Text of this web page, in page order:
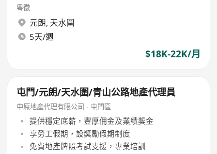
粤徽
元朗, 天水圍
5天/週
$18K-22K/月
屯門/元朗/天水圍/青山公路地產代理員
中原地產代理有限公司 - 屯門區
提供穩定底薪，豐厚佣金及業績獎金
享勞工假期，設獎勵假期制度
免費地產牌照考試支援，專業培訓